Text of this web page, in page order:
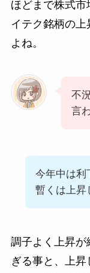
ほどまで株式
イテク銘柄の
よね。
不
言
今年中は利
暫くは上昇
調子よく上昇が
ぎる事と、上